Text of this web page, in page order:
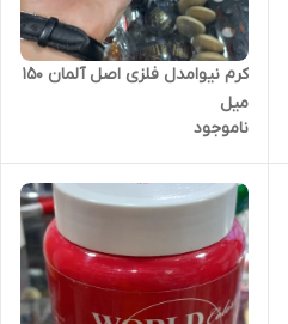
کرم نیوامدل فلزی اصل آلمان 150
میل
ناموجود